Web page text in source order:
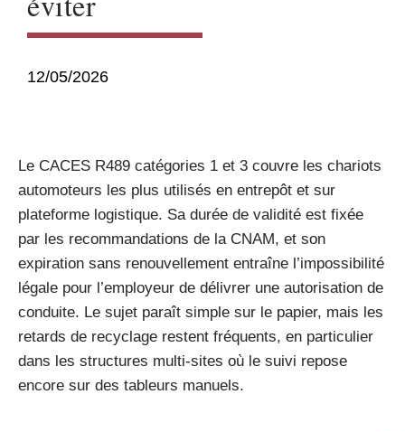
12/05/2026
Le CACES R489 catégories 1 et 3 couvre les chariots
automoteurs les plus utilisés en entrepôt et sur
plateforme logistique. Sa durée de validité est fixée
par les recommandations de la CNAM, et son
expiration sans renouvellement entraîne l’impossibilité
légale pour l’employeur de délivrer une autorisation de
conduite. Le sujet paraît simple sur le papier, mais les
retards de recyclage restent fréquents, en particulier
dans les structures multi-sites où le suivi repose
encore sur des tableurs manuels.